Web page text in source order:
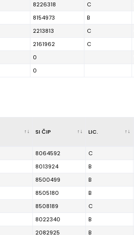
8226318 C
8154973 B
2213813 C
2161962 C
0
0
SI ČIP LIC.
8064592 C
8013924 B
8500499 B
8505180 B
8508189 C
8022340 B
2082925 B